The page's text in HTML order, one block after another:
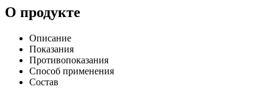
О продукте
Описание
Показания
Противопоказания
Способ применения
Состав